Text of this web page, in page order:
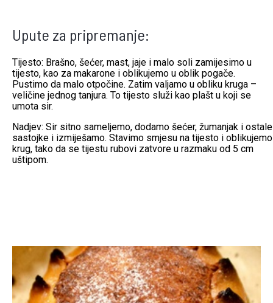
Upute za pripremanje:
Tijesto: Brašno, šećer, mast, jaje i malo soli zamijesimo u
tijesto, kao za makarone i oblikujemo u oblik pogače.
Pustimo da malo otpočine. Zatim valjamo u obliku kruga –
veličine jednog tanjura. To tijesto služi kao plašt u koji se
umota sir.
Nadjev: Sir sitno sameljemo, dodamo šećer, žumanjak i ostale
sastojke i izmiješamo. Stavimo smjesu na tijesto i oblikujemo
krug, tako da se tijestu rubovi zatvore u razmaku od 5 cm
uštipom.